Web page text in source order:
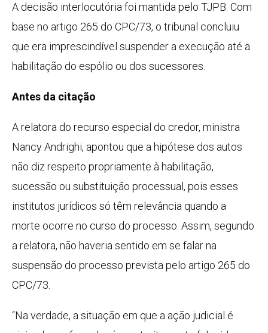
A decisão interlocutória foi mantida pelo TJPB. Com
base no artigo 265 do CPC/73, o tribunal concluiu
que era imprescindível suspender a execução até a
habilitação do espólio ou dos sucessores.
Antes da citação
A relatora do recurso especial do credor, ministra
Nancy Andrighi, apontou que a hipótese dos autos
não diz respeito propriamente à habilitação,
sucessão ou substituição processual, pois esses
institutos jurídicos só têm relevância quando a
morte ocorre no curso do processo. Assim, segundo
a relatora, não haveria sentido em se falar na
suspensão do processo prevista pelo artigo 265 do
CPC/73.
“Na verdade, a situação em que a ação judicial é